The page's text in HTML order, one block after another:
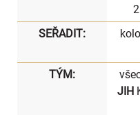
SEŘADIT:
kolo
TÝM:
JIH